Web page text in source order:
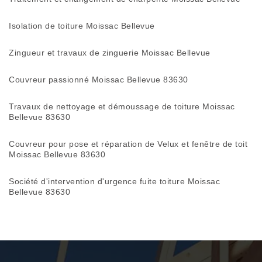
Isolation de toiture Moissac Bellevue
Zingueur et travaux de zinguerie Moissac Bellevue
Couvreur passionné Moissac Bellevue 83630
Travaux de nettoyage et démoussage de toiture Moissac
Bellevue 83630
Couvreur pour pose et réparation de Velux et fenêtre de toit
Moissac Bellevue 83630
Société d'intervention d'urgence fuite toiture Moissac
Bellevue 83630